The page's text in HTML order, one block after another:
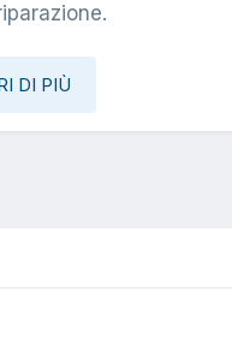
DI PIÙ